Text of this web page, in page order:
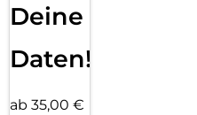
Deine
Daten!
ab 35,00 €